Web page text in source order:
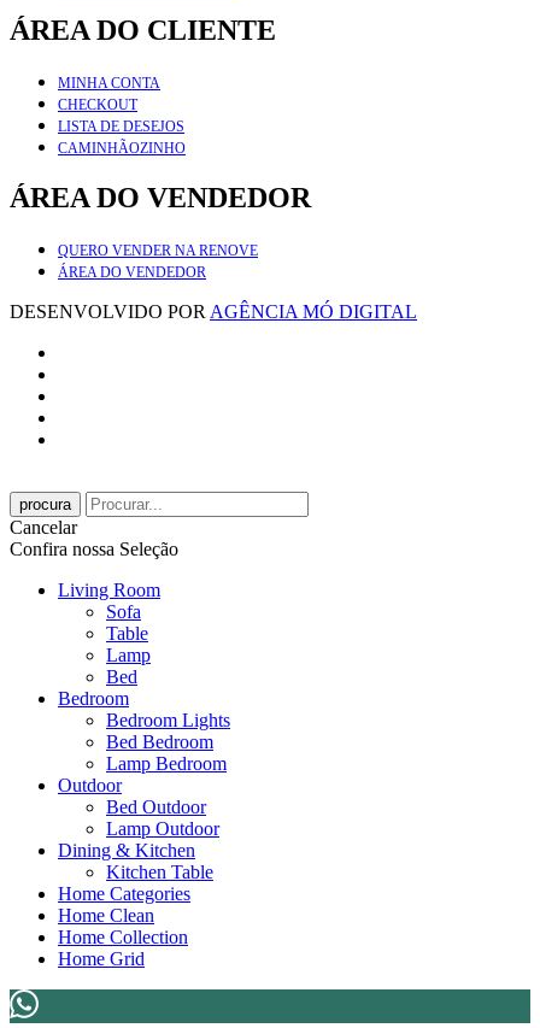
ÁREA DO CLIENTE
MINHA CONTA
CHECKOUT
LISTA DE DESEJOS
CAMINHÃOZINHO
ÁREA DO VENDEDOR
QUERO VENDER NA RENOVE
ÁREA DO VENDEDOR
DESENVOLVIDO POR AGÊNCIA MÓ DIGITAL
procura
Cancelar
Confira nossa Seleção
Living Room
Sofa
Table
Lamp
Bed
Bedroom
Bedroom Lights
Bed Bedroom
Lamp Bedroom
Outdoor
Bed Outdoor
Lamp Outdoor
Dining & Kitchen
Kitchen Table
Home Categories
Home Clean
Home Collection
Home Grid